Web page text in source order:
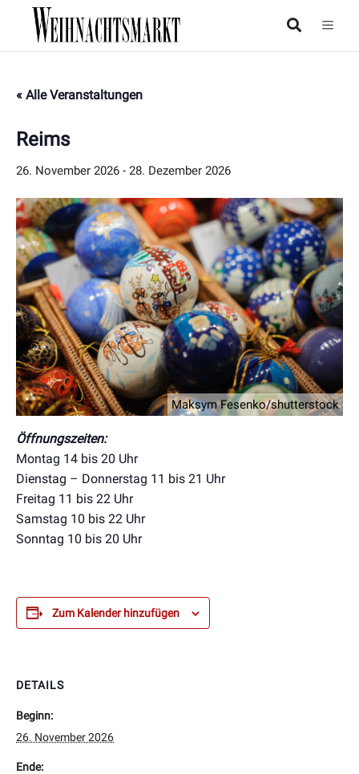
« Alle Veranstaltungen
Reims
26. November 2026 - 28. Dezember 2026
Maksym Fesenko/shutterstock
Öffnungszeiten:
Montag 14 bis 20 Uhr
Dienstag – Donnerstag 11 bis 21 Uhr
Freitag 11 bis 22 Uhr
Samstag 10 bis 22 Uhr
Sonntag 10 bis 20 Uhr
Zum Kalender hinzufügen
DETAILS
Beginn:
26. November 2026
Ende: